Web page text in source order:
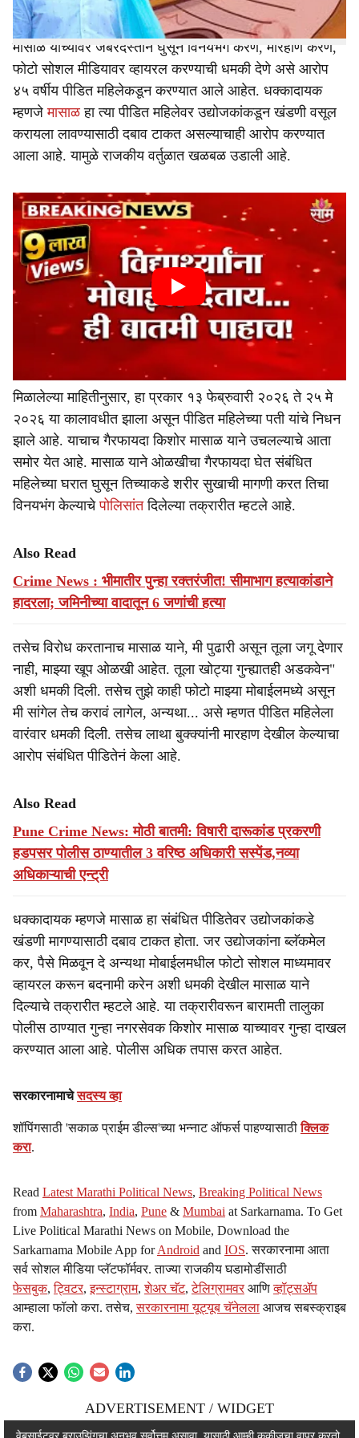
मासाळ याच्यावर जबरदस्तीने घुसून विनयभंग करणे, मारहाण करणे,
फोटो सोशल मीडियावर व्हायरल करण्याची धमकी देणे असे आरोप
४५ वर्षीय पीडित महिलेकडून करण्यात आले आहेत. धक्कादायक
म्हणजेमासाळहा त्या पीडित महिलेवर उद्योजकांकडून खंडणी वसूल
करायला लावण्यासाठी दबाव टाकत असल्याचाही आरोप करण्यात
आला आहे. यामुळे राजकीय वर्तुळात खळबळ उडाली आहे.
मिळालेल्या माहितीनुसार, हा प्रकार १३ फेब्रुवारी २०२६ ते २५ मे
२०२६ या कालावधीत झाला असून पीडित महिलेच्या पती यांचे निधन
झाले आहे. याचाच गैरफायदा किशोर मासाळ याने उचलल्याचे आता
समोर येत आहे. मासाळ याने ओळखीचा गैरफायदा घेत संबंधित
महिलेच्या घरात घुसून तिच्याकडे शरीर सुखाची मागणी करत तिचा
विनयभंग केल्याचेपोलिसांतदिलेल्या तक्रारीत म्हटले आहे.
Also Read
Crime News : भीमातीर पुन्हा रक्तरंजीत! सीमाभाग हत्याकांडाने
हादरला; जमिनीच्या वादातून 6 जणांची हत्या
तसेच विरोध करतानाच मासाळ याने, मी पुढारी असून तूला जगू देणार
नाही, माझ्या खूप ओळखी आहेत. तूला खोट्या गुन्ह्यातही अडकवेन"
अशी धमकी दिली. तसेच तुझे काही फोटो माझ्या मोबाईलमध्ये असून
मी सांगेल तेच करावं लागेल, अन्यथा... असे म्हणत पीडित महिलेला
वारंवार धमकी दिली. तसेच लाथा बुक्क्यांनी मारहाण देखील केल्याचा
आरोप संबंधित पीडितेनं केला आहे.
Also Read
Pune Crime News: मोठी बातमी: विषारी दारूकांड प्रकरणी
हडपसर पोलीस ठाण्यातील 3 वरिष्ठ अधिकारी सस्पेंड,नव्या
अधिकाऱ्याची एन्ट्री
धक्कादायक म्हणजे मासाळ हा संबंधित पीडितेवर उद्योजकांकडे
खंडणी मागण्यासाठी दबाव टाकत होता. जर उद्योजकांना ब्लॅकमेल
कर, पैसे मिळवून दे अन्यथा मोबाईलमधील फोटो सोशल माध्यमावर
व्हायरल करून बदनामी करेन अशी धमकी देखील मासाळ याने
दिल्याचे तक्रारीत म्हटले आहे. या तक्रारीवरून बारामती तालुका
पोलीस ठाण्यात गुन्हा नगरसेवक किशोर मासाळ याच्यावर गुन्हा दाखल
करण्यात आला आहे. पोलीस अधिक तपास करत आहेत.
सरकारनामाचेसदस्य व्हा
शॉपिंगसाठी 'सकाळ प्राईम डील्स'च्या भन्नाट ऑफर्स पाहण्यासाठीक्लिक
करा.
Read Latest Marathi Political News, Breaking Political News
from Maharashtra, India, Pune & Mumbai at Sarkarnama. To Get
Live Political Marathi News on Mobile, Download the
Sarkarnama Mobile App forAndroid and IOS. सरकारनामा आता
सर्व सोशल मीडिया प्लॅटफॉर्मवर. ताज्या राजकीय घडामोडींसाठी
फेसबुक,ट्विटर,इन्स्टाग्राम,शेअर चॅट,टेलिग्रामवर आणिव्हॉट्सॲप
आम्हाला फॉलो करा. तसेच,सरकारनामा यूट्यूब चॅनेलला आजच सबस्क्राइब
करा.
ADVERTISEMENT / WIDGET